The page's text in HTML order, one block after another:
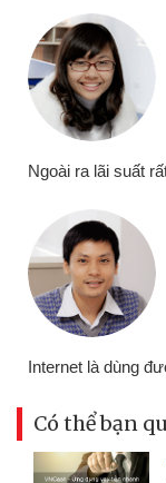
Ngoài ra lãi suất
Internet là dùng
Có thể bạn